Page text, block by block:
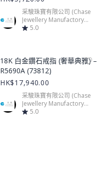
采駿珠寶有限公司 (Chase
Jewellery Manufactory
Limited)
5.0
Product Image
18K 白金鑽石戒指 (奢華典雅) –
R5690A (73812)
HK$17,940.00
采駿珠寶有限公司 (Chase
Jewellery Manufactory
Limited)
5.0